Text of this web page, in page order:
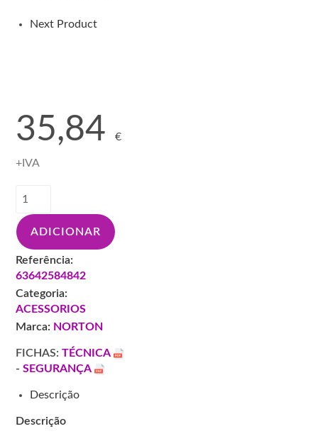
Next Product
35,84€
+IVA
N-
PRATO
LIXADEIRA
150MM
ADICIONAR
Referência:
63642584842
Categoria:
ACESSORIOS
Marca: NORTON
FICHAS:TÉCNICA
-SEGURANÇA
Descrição
Descrição